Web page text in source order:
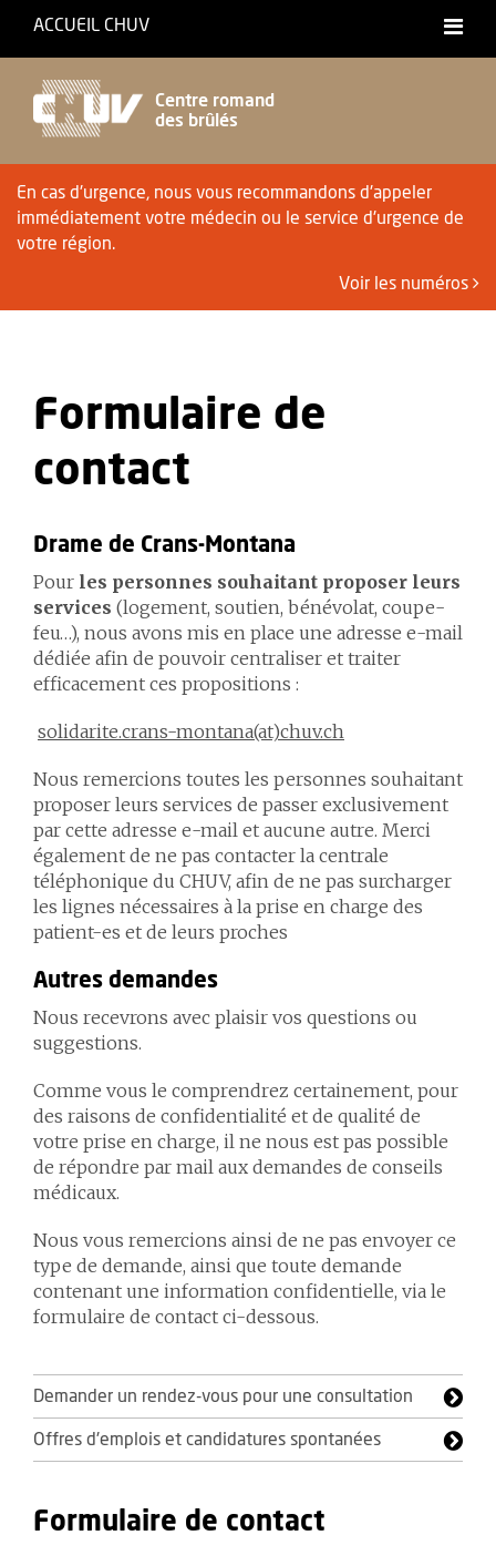
ACCUEIL CHUV
Centre romand
des brûlés
En cas d'urgence, nous vous recommandons d'appeler
immédiatement votre médecin ou le service d'urgence de
votre région.
Voir les numéros
Formulaire de
contact
Drame de Crans-Montana
Pour les personnes souhaitant proposer leurs
services (logement, soutien, bénévolat, coupe-
feu…), nous avons mis en place une adresse e-mail
dédiée afin de pouvoir centraliser et traiter
efficacement ces propositions :
solidarite.crans-montana(at)chuv.ch
Nous remercions toutes les personnes souhaitant
proposer leurs services de passer exclusivement
par cette adresse e-mail et aucune autre. Merci
également de ne pas contacter la centrale
téléphonique du CHUV, afin de ne pas surcharger
les lignes nécessaires à la prise en charge des
patient-es et de leurs proches
Autres demandes
Nous recevrons avec plaisir vos questions ou
suggestions.
Comme vous le comprendrez certainement, pour
des raisons de confidentialité et de qualité de
votre prise en charge, il ne nous est pas possible
de répondre par mail aux demandes de conseils
médicaux.
Nous vous remercions ainsi de ne pas envoyer ce
type de demande, ainsi que toute demande
contenant une information confidentielle, via le
formulaire de contact ci-dessous.
Demander un rendez-vous pour une consultation
Offres d'emplois et candidatures spontanées
Formulaire de contact